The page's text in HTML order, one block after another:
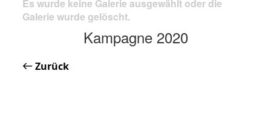
Es wurde keine Galerie ausgewählt oder die
Galerie wurde gelöscht.
Kampagne 2020
Zurück